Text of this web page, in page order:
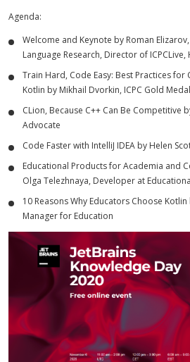
Agenda:
Welcome and Keynote by Roman
Language Research, Director of ICPCLive,
Train Hard, Code Easy: Best Practices
Kotlin by Mikhail Dvorkin, ICPC Gold
CLion, Because C++ Can Be Competitive
Advocate
Code Faster with IntelliJ IDEA by Helen
Educational Products for Academia and
Olga Telezhnaya, Developer at
10 Reasons Why Educators Choose Kotlin
Manager for Education